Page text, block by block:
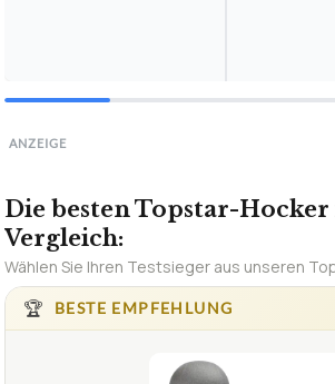
ANZEIGE
Die besten Topstar-